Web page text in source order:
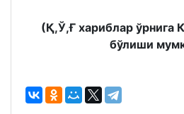
(Қ,Ў,Ғ хариблар ўрнига
бўлиши